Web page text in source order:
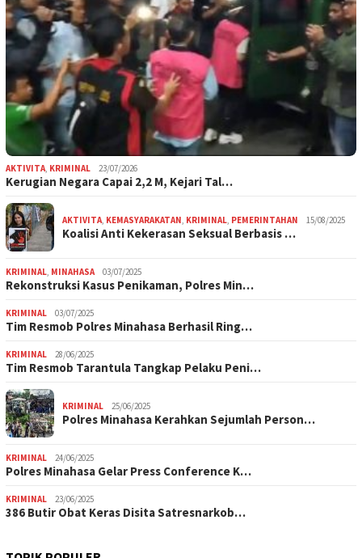
AKTIVITA KRIMINAL 23/07/2026
Kerugian Negara Capai 2,2 M, Kejari Tal…
AKTIVITA KEMASYARAKATAN KRIMINAL PEMERINTAHAN 15/08/2025
Koalisi Anti Kekerasan Seksual Berbasis …
KRIMINAL MINAHASA 03/07/2025
Rekonstruksi Kasus Penikaman, Polres Min…
KRIMINAL 03/07/2025
Tim Resmob Polres Minahasa Berhasil Ring…
KRIMINAL 28/06/2025
Tim Resmob Tarantula Tangkap Pelaku Peni…
KRIMINAL 25/06/2025
Polres Minahasa Kerahkan Sejumlah Person…
KRIMINAL 24/06/2025
Polres Minahasa Gelar Press Conference K…
KRIMINAL 23/06/2025
386 Butir Obat Keras Disita Satresnarkob…